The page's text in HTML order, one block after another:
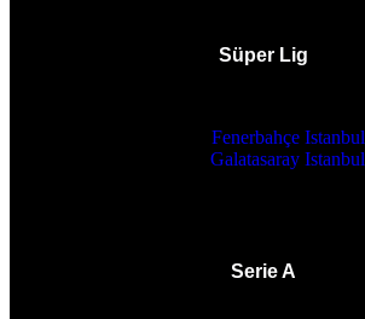
Süper Lig
Fenerbahçe Istanbul
Galatasaray Istanbul
Serie A